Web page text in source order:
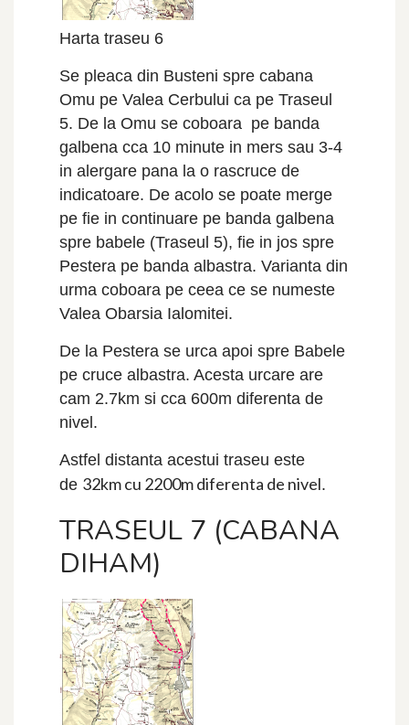
Harta traseu 6
Se pleaca din Busteni spre cabana
Omu pe Valea Cerbului ca pe Traseul
5. De la Omu se coboara pe banda
galbena cca 10 minute in mers sau 3-4
in alergare pana la o rascruce de
indicatoare. De acolo se poate merge
pe fie in continuare pe banda galbena
spre babele (Traseul 5), fie in jos spre
Pestera pe banda albastra. Varianta din
urma coboara pe ceea ce se numeste
Valea Obarsia Ialomitei.
De la Pestera se urca apoi spre Babele
pe cruce albastra. Acesta urcare are
cam 2.7km si cca 600m diferenta de
nivel.
Astfel distanta acestui traseu este
de 32km cu 2200m diferenta de nivel.
TRASEUL 7 (CABANA
DIHAM)